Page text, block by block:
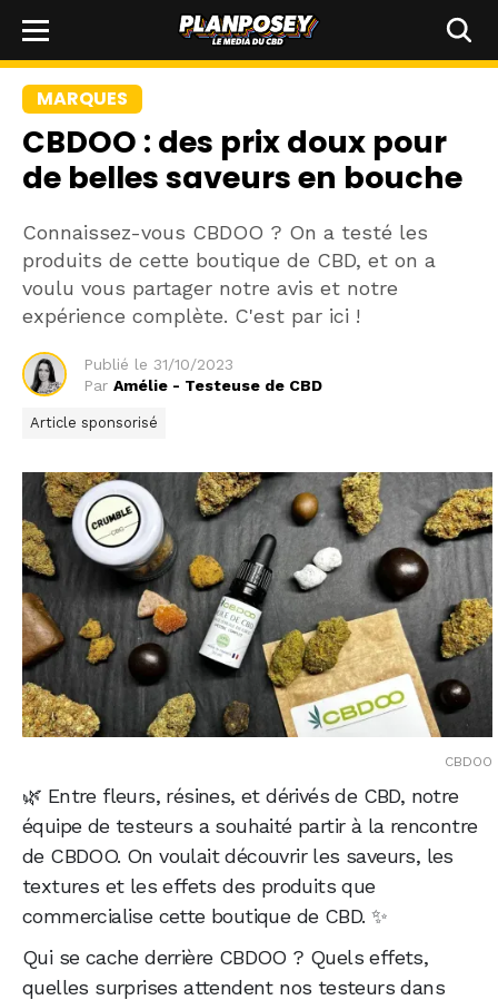
MARQUES
CBDOO : des prix doux pour
de belles saveurs en bouche
Connaissez-vous CBDOO ? On a testé les
produits de cette boutique de CBD, et on a
voulu vous partager notre avis et notre
expérience complète. C'est par ici !
Publié le 31/10/2023
Par Amélie - Testeuse de CBD
Article sponsorisé
CBDOO
🌿 Entre fleurs, résines, et dérivés de CBD, notre
équipe de testeurs a souhaité partir à la rencontre
de CBDOO. On voulait découvrir les saveurs, les
textures et les effets des produits que
commercialise cette boutique de CBD. ✨
Qui se cache derrière CBDOO ? Quels effets,
quelles surprises attendent nos testeurs dans